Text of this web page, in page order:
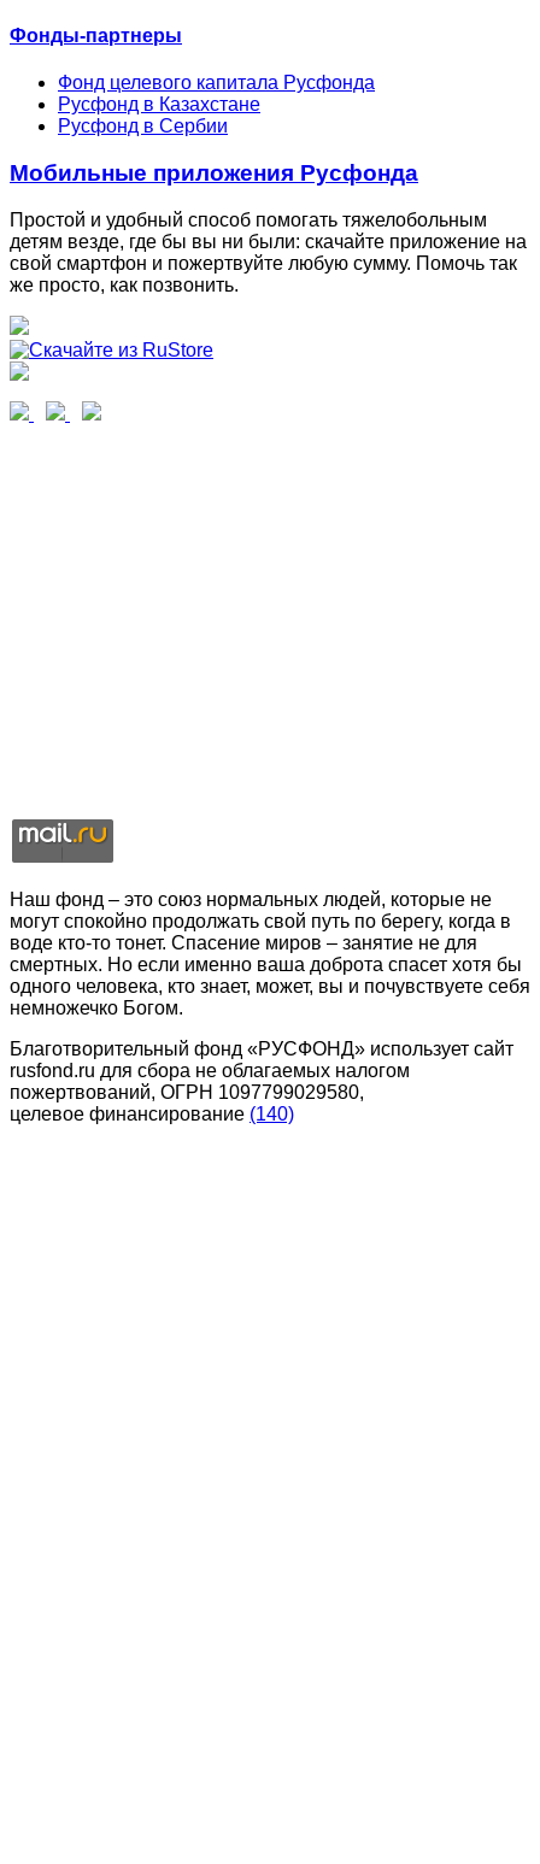
Фонды-партнеры
Фонд целевого капитала Русфонда
Русфонд в Казахстане
Русфонд в Сербии
Мобильные приложения Русфонда
Простой и удобный способ помогать тяжелобольным
детям везде, где бы вы ни были: скачайте приложение на
свой смартфон и пожертвуйте любую сумму. Помочь так
же просто, как позвонить.
Наш фонд – это союз нормальных людей, которые не
могут спокойно продолжать свой путь по берегу, когда в
воде кто-то тонет. Спасение миров – занятие не для
смертных. Но если именно ваша доброта спасет хотя бы
одного человека, кто знает, может, вы и почувствуете себя
немножечко Богом.
Благотворительный фонд «РУСФОНД» использует сайт
rusfond.ru для сбора не облагаемых налогом
пожертвований, ОГРН 1097799029580,
целевое финансирование (140)